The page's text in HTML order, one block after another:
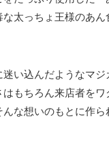
な太っちょ王様のあ
迷い込んだようなマ
はもちろん来店者をワ
んな想いのもとに作